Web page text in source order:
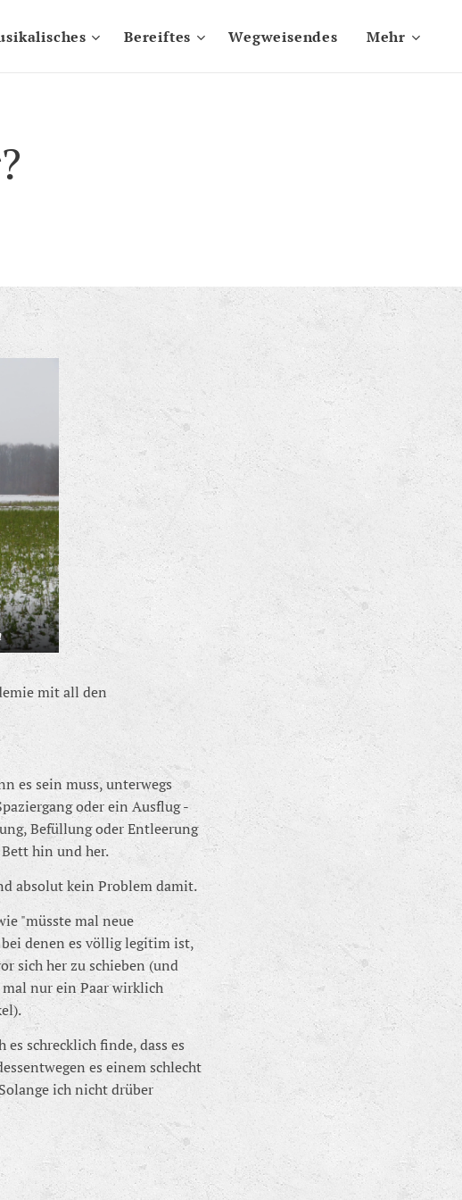
Bereiftes Wegweisendes Mehr
mit all den
es sein muss, unterwegs
oder ein Ausflug -
Befüllung oder Entleerung
hin und her.
absolut kein Problem damit.
"müsste mal neue
denen es völlig legitim ist,
sich her zu schieben (und
nur ein Paar wirklich
schrecklich finde, dass es
es einem schlecht
ich nicht drüber